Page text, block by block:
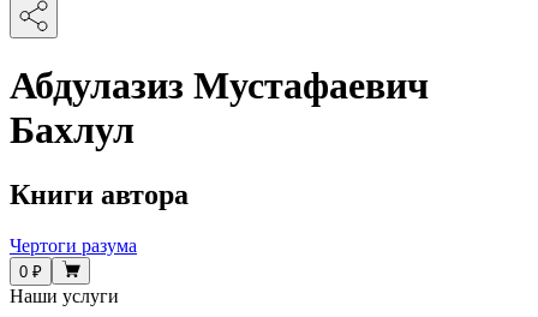
Абдулазиз Мустафаевич
Бахлул
Книги автора
Чертоги разума
0 ₽
Наши услуги